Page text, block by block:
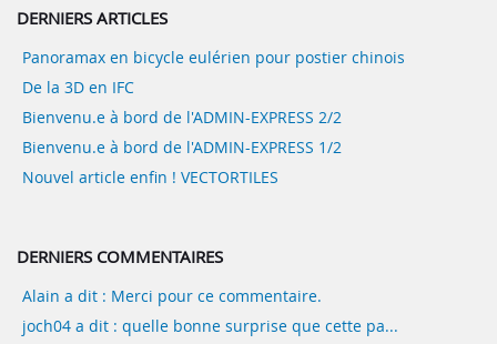
DERNIERS ARTICLES
Panoramax en bicycle eulérien pour postier chinois
De la 3D en IFC
Bienvenu.e à bord de l'ADMIN-EXPRESS 2/2
Bienvenu.e à bord de l'ADMIN-EXPRESS 1/2
Nouvel article enfin ! VECTORTILES
DERNIERS COMMENTAIRES
Alain a dit : Merci pour ce commentaire.
joch04 a dit : quelle bonne surprise que cette pa...